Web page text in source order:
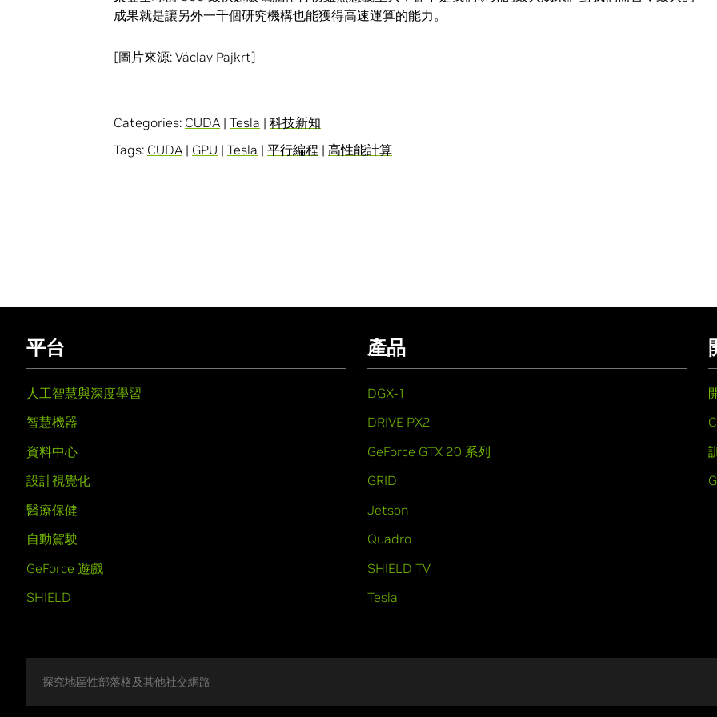
成果就是讓另外一千個研究機構也能獲得高速運算的能力。
[圖片來源: Václav Pajkrt]
Categories: CUDA | Tesla | 科技新知
Tags: CUDA | GPU | Tesla | 平行編程 | 高性能計算
平台
人工智慧與深度學習
智慧機器
資料中心
設計視覺化
醫療保健
自動駕駛
GeForce 遊戲
SHIELD
產品
DGX-1
DRIVE PX2
GeForce GTX 20 系列
GRID
Jetson
Quadro
SHIELD TV
Tesla
探究地區性部落格及其他社交網路